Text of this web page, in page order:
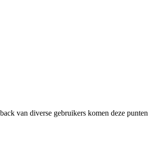
van diverse gebruikers komen deze punten